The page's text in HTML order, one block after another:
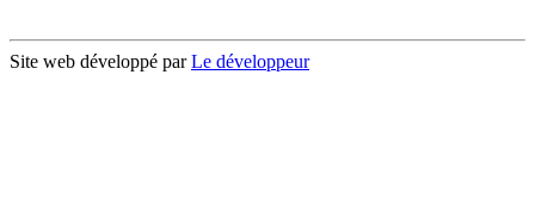
Site web développé parLe développeur